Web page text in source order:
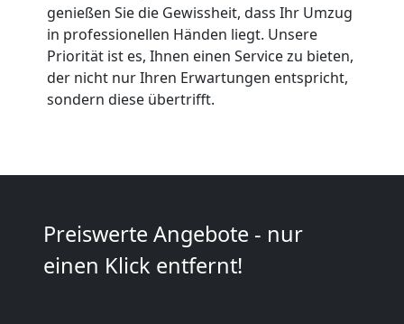
genießen Sie die Gewissheit, dass Ihr Umzug
in professionellen Händen liegt. Unsere
Priorität ist es, Ihnen einen Service zu bieten,
der nicht nur Ihren Erwartungen entspricht,
sondern diese übertrifft.
Preiswerte Angebote - nur
einen Klick entfernt!
Mann
Wolfsberg
Kunsttransport
Wolfsberg